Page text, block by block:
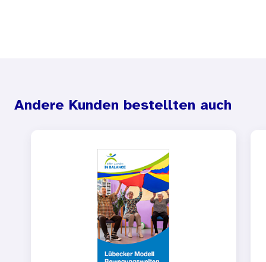
Andere Kunden bestellten auch